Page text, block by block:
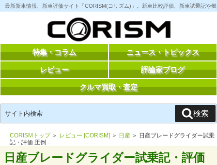
コ
ン
へ
最新新車情報、新車評価サイト「CORISM(コリズム)」。新車比較評価、新車試乗記や
特集・コラム ニュース・トピックス
レビュー 評論家ブログ
クルマ買取・査定
索:
検索
CORISMトップ＞ レビュー [CORISM] ＞ 日産 ＞ 日産ブレードグライダー試乗
記・評価 圧倒...
日産ブレードグライダー試乗記・評価